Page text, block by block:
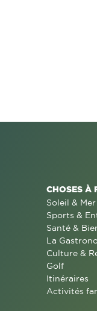
CHOSES À
Soleil & Mer
Sports &
Santé &
La
Culture &
Golf
Itinéraires
Activités